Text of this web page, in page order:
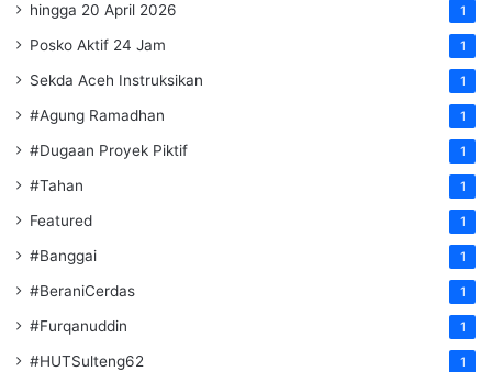
hingga 20 April 2026 1
Posko Aktif 24 Jam 1
Sekda Aceh Instruksikan 1
#Agung Ramadhan 1
#Dugaan Proyek Piktif 1
#Tahan 1
Featured 1
#Banggai 1
#BeraniCerdas 1
#Furqanuddin 1
#HUTSulteng62 1